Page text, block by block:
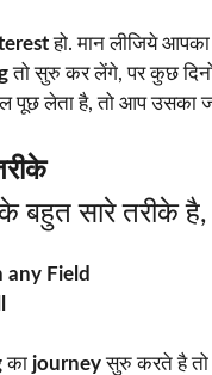
हो. मान लीजिये आपका
तो सुरु कर लेंगे, पर कुछ
पूछ लेता है, तो आप उसका
बहुत सारे तरीके है,
any Field
का journeyसुरु करते है तो